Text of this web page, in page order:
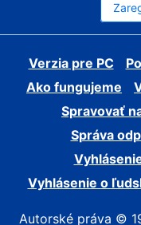
Verzia pre PC
Ako fungujeme
Spravovať
Správa
Vyhlásenie o
Autorské práva ©